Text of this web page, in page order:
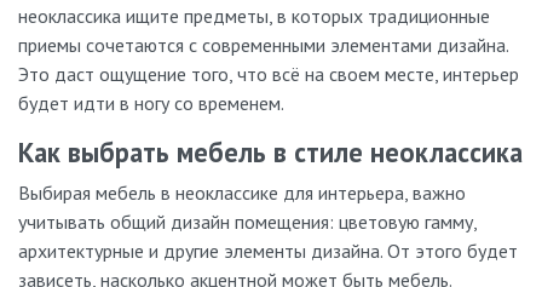
неоклассика ищите предметы, в которых традиционные
приемы сочетаются с современными элементами дизайна.
Это даст ощущение того, что всё на своем месте, интерьер
будет идти в ногу со временем.
Как выбрать мебель в стиле неоклассика
Выбирая мебель в неоклассике для интерьера, важно
учитывать общий дизайн помещения: цветовую гамму,
архитектурные и другие элементы дизайна. От этого будет
зависеть, насколько акцентной может быть мебель.